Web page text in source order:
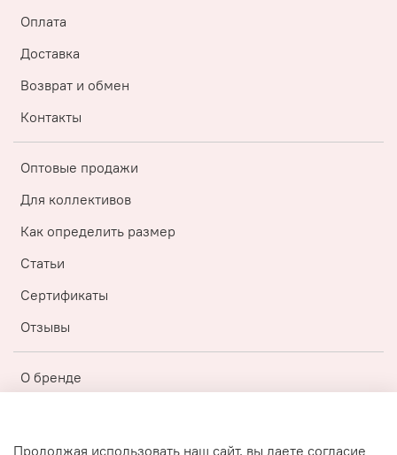
Оплата
Доставка
Возврат и обмен
Контакты
Оптовые продажи
Для коллективов
Как определить размер
Статьи
Сертификаты
Отзывы
О бренде
Продолжая использовать наш сайт, вы даете согласие